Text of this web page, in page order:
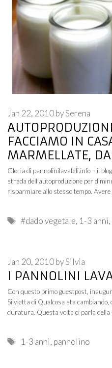
FACCIAMO IN
MARMELLATE,
Jan 22, 2010bySerena
Gloria di pannolinilavabili.info – il
strada dell’autoproduzione per
risparmiare allo stesso tempo. Avere
Tags
#dado vegetale, 1-3 anni,
I PANNOLINI
Jan 20, 2010bySilvia
Con questo primo guestpost,
Silvietta di Qualcosa sta cambiando,
duratura. Questa volta ci parla della
Tags
1-3 anni, pannolino